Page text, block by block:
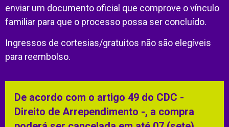
enviar um documento oficial que comprove o vínculo
familiar para que o processo possa ser concluído.
Ingressos de cortesias/gratuitos não são elegíveis
para reembolso.
De acordo com o artigo 49 do CDC -
Direito de Arrependimento -, a compra